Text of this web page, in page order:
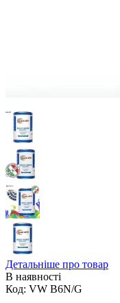
Детальніше про товар
В наявності
Код: VW B6N/G